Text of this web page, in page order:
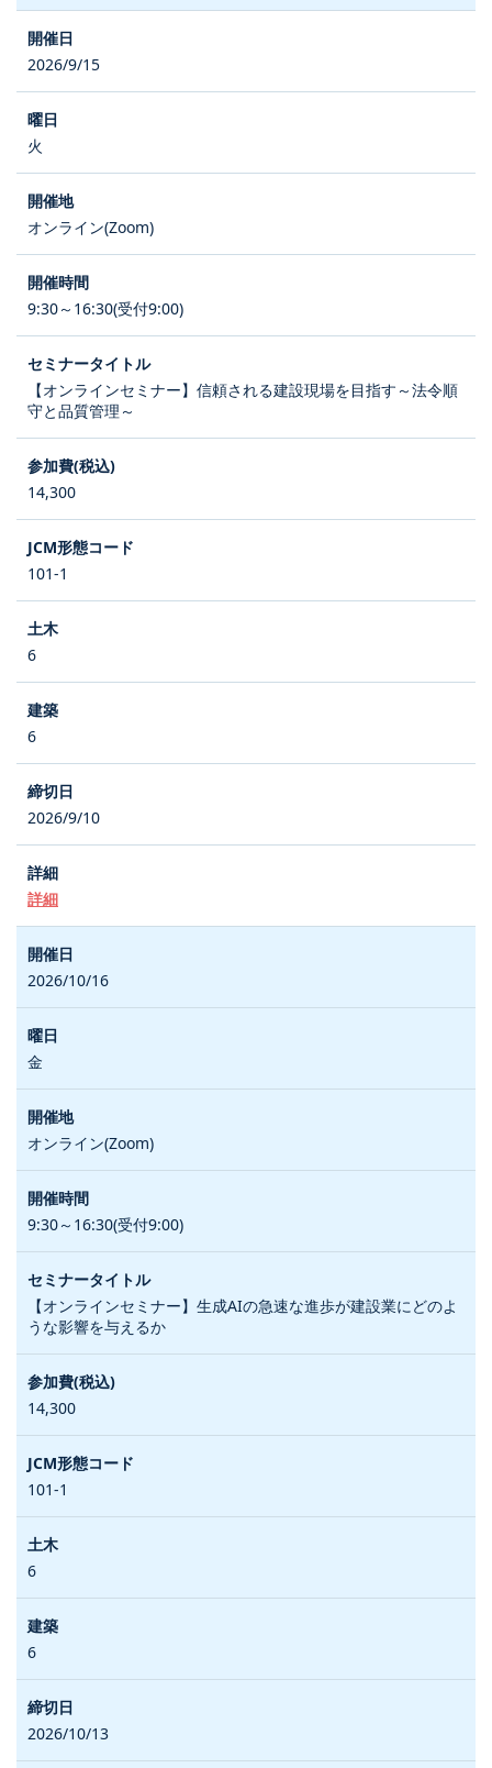
2026/9/15
火
オンライン(Zoom)
9:30～16:30(受付9:00)
【オンラインセミナー】信頼される建設現場を目指す～法令順
守と品質管理～
14,300
101-1
6
6
2026/9/10
詳細
2026/10/16
金
オンライン(Zoom)
9:30～16:30(受付9:00)
【オンラインセミナー】生成AIの急速な進歩が建設業にどのよ
うな影響を与えるか
14,300
101-1
6
6
2026/10/13